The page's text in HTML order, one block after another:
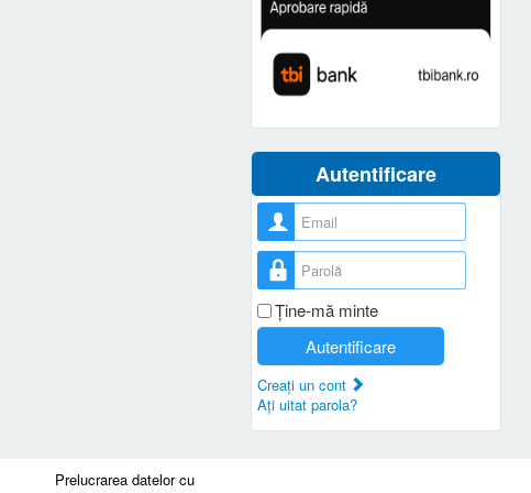
Autentificare
Nume utilizator
Parolă
Ţine-mă minte
Autentificare
Creaţi un cont
Aţi uitat parola?
Prelucrarea datelor cu